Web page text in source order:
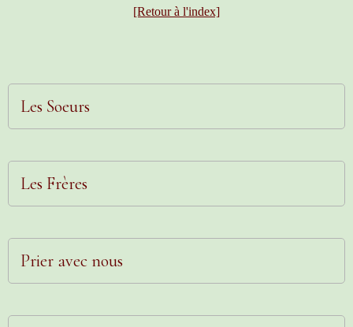
[Retour à l'index]
Les Soeurs
Les Frères
Prier avec nous